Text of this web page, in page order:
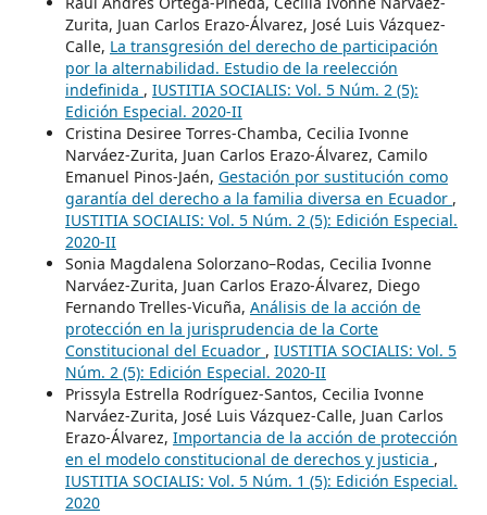
Zurita, Juan Carlos Erazo-Álvarez, José Luis Vázquez-
Calle, La transgresión del derecho de participación
por la alternabilidad. Estudio de la reelección
indefinida , IUSTITIA SOCIALIS: Vol. 5 Núm. 2 (5):
Edición Especial. 2020-II
Cristina Desiree Torres-Chamba, Cecilia Ivonne
Narváez-Zurita, Juan Carlos Erazo-Álvarez, Camilo
Emanuel Pinos-Jaén, Gestación por sustitución como
garantía del derecho a la familia diversa en Ecuador ,
IUSTITIA SOCIALIS: Vol. 5 Núm. 2 (5): Edición Especial.
2020-II
Sonia Magdalena Solorzano–Rodas, Cecilia Ivonne
Narváez-Zurita, Juan Carlos Erazo-Álvarez, Diego
Fernando Trelles-Vicuña, Análisis de la acción de
protección en la jurisprudencia de la Corte
Constitucional del Ecuador , IUSTITIA SOCIALIS: Vol. 5
Núm. 2 (5): Edición Especial. 2020-II
Prissyla Estrella Rodríguez-Santos, Cecilia Ivonne
Narváez-Zurita, José Luis Vázquez-Calle, Juan Carlos
Erazo-Álvarez, Importancia de la acción de protección
en el modelo constitucional de derechos y justicia ,
IUSTITIA SOCIALIS: Vol. 5 Núm. 1 (5): Edición Especial.
2020